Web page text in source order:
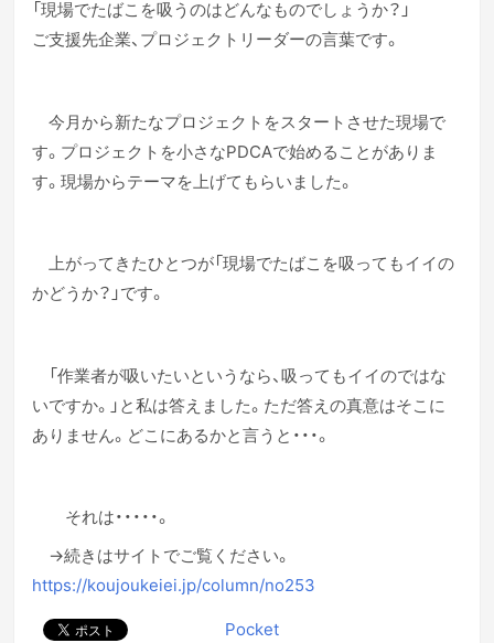
「現場でたばこを吸うのはどんなものでしょうか？」
ご支援先企業、プロジェクトリーダーの言葉です。
今月から新たなプロジェクトをスタートさせた現場で
す。プロジェクトを小さなPDCAで始めることがありま
す。現場からテーマを上げてもらいました。
上がってきたひとつが「現場でたばこを吸ってもイイの
かどうか？」です。
「作業者が吸いたいというなら、吸ってもイイのではな
いですか。」と私は答えました。ただ答えの真意はそこに
ありません。どこにあるかと言うと・・・。
それは・・・・・。
→続きはサイトでご覧ください。
https://koujoukeiei.jp/column/no253
Pocket